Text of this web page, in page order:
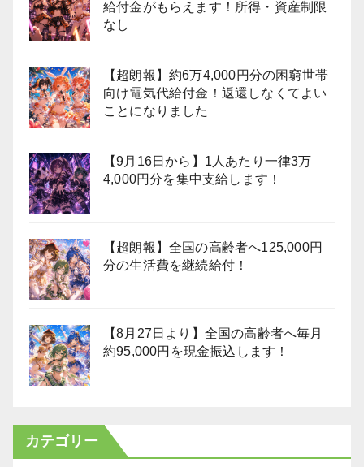
給付金がもらえます！所得・資産制限
なし
【超朗報】約6万4,000円分の困窮世帯
向け電気代給付金！返還しなくてよい
ことになりました
【9月16日から】1人あたり一律3万
4,000円分を集中支給します！
【超朗報】全国の高齢者へ125,000円
分の生活費を継続給付！
【8月27日より】全国の高齢者へ毎月
約95,000円を現金振込します！
カテゴリー